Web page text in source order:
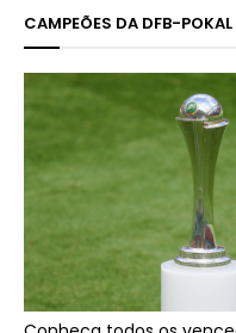
CAMPEÕES DA DFB-POKAL